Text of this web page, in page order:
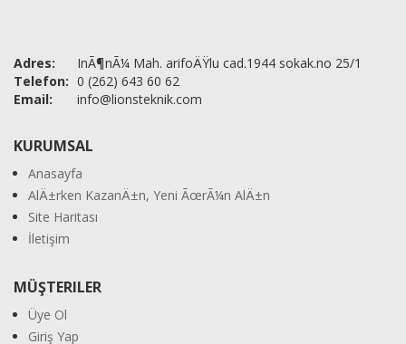
Adres:
InÃ¶nÃ¼ Mah. arifoÄŸlu cad.1944 sokak.no 25/1
Telefon: 0 (262) 643 60 62
Email:
info@lionsteknik.com
KURUMSAL
Anasayfa
AlÄ±rken KazanÄ±n, Yeni ÃœrÃ¼n AlÄ±n
Site Haritası
İletişim
MÜŞTERILER
Üye Ol
Giriş Yap